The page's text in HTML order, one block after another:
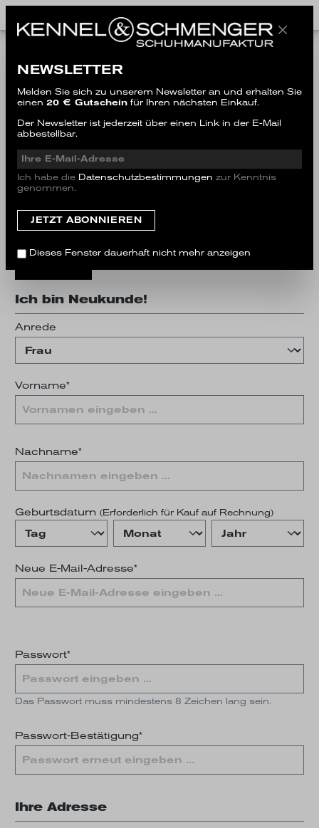
Ich bin bereits Kunde
Ihre E-Mail-Adresse
Ihr Passwort
Ich habe mein Passwort vergessen.
Ich bin Neukunde!
Anrede
Vorname*
Nachname*
Geburtsdatum (Erforderlich für Kauf auf Rechnung)
Neue E-Mail-Adresse*
Passwort*
Das Passwort muss mindestens 8 Zeichen lang sein.
Passwort-Bestätigung*
Ihre Adresse
NEWSLETTER
Melden Sie sich zu unserem Newsletter an und erhalten Sie
einen 20 € Gutschein für Ihren nächsten Einkauf.
Der Newsletter ist jederzeit über einen Link in der E-Mail
abbestellbar.
Ich habe die Datenschutzbestimmungen zur Kenntnis
genommen.
Dieses Fenster dauerhaft nicht mehr anzeigen